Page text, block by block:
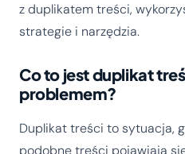
z duplikatem treści,
strategie i narzędzia.
Co to jest duplikat
problemem?
Duplikat treści to sytuacja,